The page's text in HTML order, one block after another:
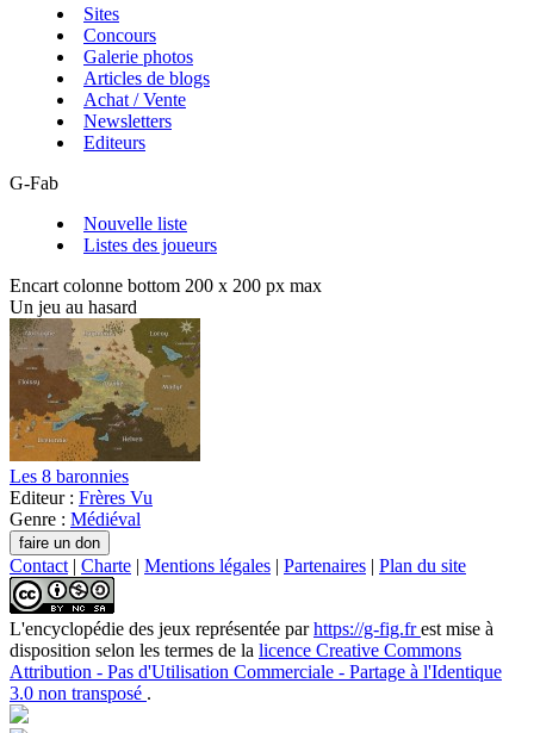
Sites
Concours
Galerie photos
Articles de blogs
Achat / Vente
Newsletters
Editeurs
G-Fab
Nouvelle liste
Listes des joueurs
Encart colonne bottom 200 x 200 px max
Un jeu au hasard
Les 8 baronnies
Editeur : Frères Vu
Genre : Médiéval
Contact | Charte | Mentions légales | Partenaires | Plan du site
L'encyclopédie des jeux représentée parhttps://g-fig.frest mise à
disposition selon les termes de la licence Creative Commons
Attribution - Pas d'Utilisation Commerciale - Partage à l'Identique
3.0 non transposé .